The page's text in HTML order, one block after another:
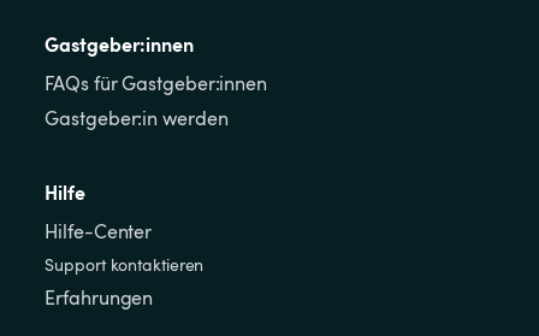
Gastgeber:innen
FAQs für Gastgeber:innen
Gastgeber:in werden
Hilfe
Hilfe-Center
Support kontaktieren
Erfahrungen